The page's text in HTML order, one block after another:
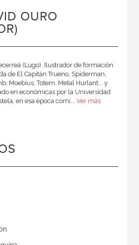
OURO
(Lugo). Ilustrador de formación
de El Capitán Trueno, Spiderman,
Moebius, Totem, Metal Hurlant... y
en económicas por la Universidad
en esa época comi... Ver más